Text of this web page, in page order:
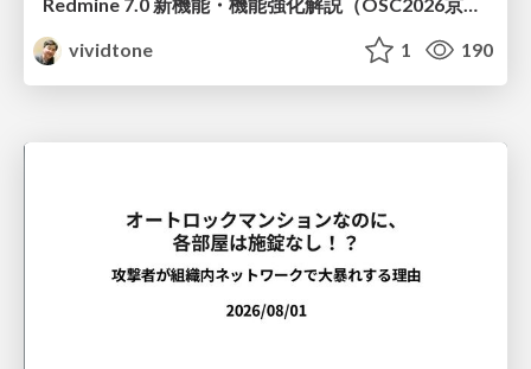
vividtone
1 190